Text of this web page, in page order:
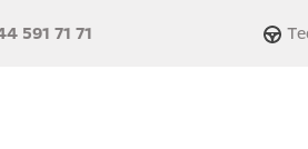
591 71 71